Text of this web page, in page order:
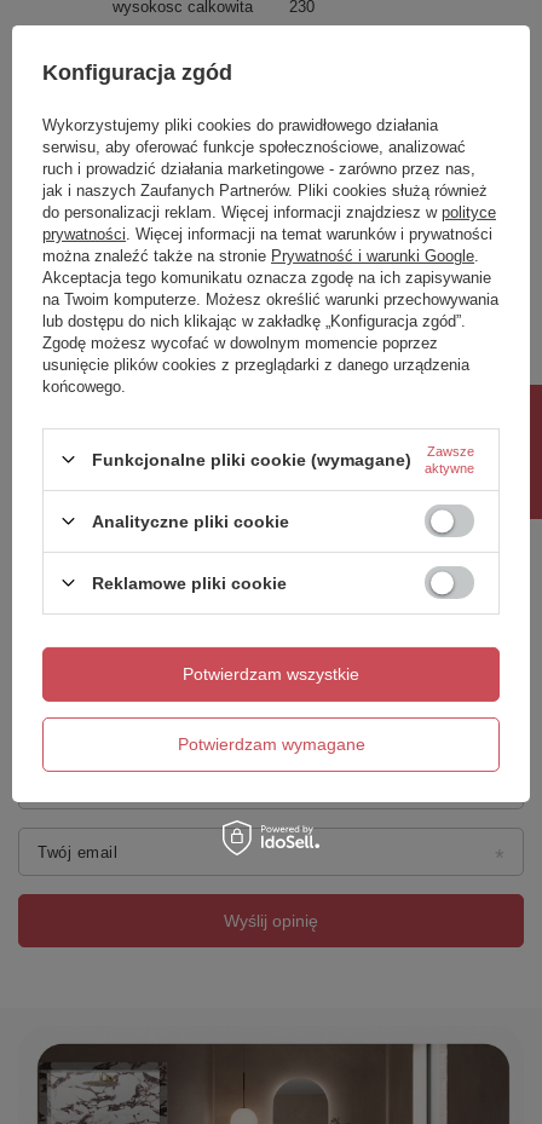
wysokosc calkowita 230
Ilosc w paczce
waga 10,000
Potrzebujesz pomocy? Masz pytania?
Zadaj pytanie a my odpowiemy niezwłocznie,
najciekawsze pytania i odpowiedzi publikując
dla innych.
Zadaj pytanie
Napisz swoją opinię
5/5
Twój email
Wyślij opinię
Konfiguracja zgód
Wykorzystujemy pliki cookies do prawidłowego działania
serwisu, aby oferować funkcje społecznościowe, analizować
ruch i prowadzić działania marketingowe - zarówno przez nas,
jak i naszych Zaufanych Partnerów. Pliki cookies służą również
do personalizacji reklam. Więcej informacji znajdziesz w polityce
prywatności . Więcej informacji na temat warunków i prywatności
można znaleźć także na stronie Prywatność i warunki Google
Akceptacja tego komunikatu oznacza zgodę na ich zapisywanie
na Twoim komputerze. Możesz określić warunki przechowywania
lub dostępu do nich klikając w zakładkę „Konfiguracja zgód”.
Zgodę możesz wycofać w dowolnym momencie poprzez
usunięcie plików cookies z przeglądarki z danego urządzenia
końcowego.
Funkcjonalne pliki cookie (wymagane)
Zawsze
aktywne
Analityczne pliki cookie
Reklamowe pliki cookie
Potwierdzam wymagane
Potwierdzam wszystkie